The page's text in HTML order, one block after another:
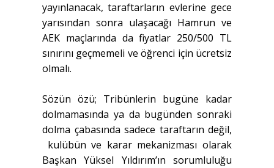
yayınlanacak, taraftarların evlerine gece
yarısından sonra ulaşacağı Hamrun ve
AEK maçlarında da fiyatlar 250/500 TL
sınırını geçmemeli ve öğrenci için ücretsiz
olmalı.
Sözün özü; Tribünlerin bugüne kadar
dolmamasında ya da bugünden sonraki
dolma çabasında sadece taraftarın değil,
kulübün ve karar mekanizması olarak
Başkan Yüksel Yıldırım’ın sorumluluğu